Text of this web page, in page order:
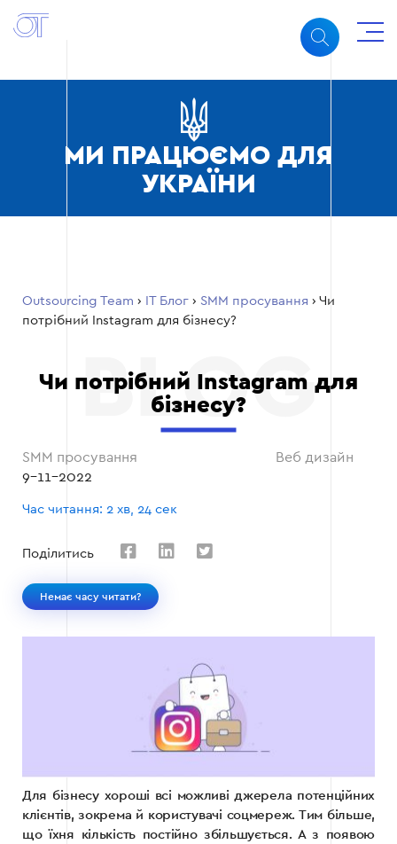
МИ ПРАЦЮЄМО ДЛЯ
УКРАЇНИ
Outsourcing Team › ІТ Блог › SMM просування › Чи
потрібний Instagram для бізнесу?
Чи потрібний Instagram для
бізнесу?
SMM просування
Веб дизайн
9-11-2022
Час читання: 2 хв, 24 сек
Поділитись
Немає часу читати?
Для бізнесу хороші всі можливі джерела потенційних
клієнтів, зокрема й користувачі соцмереж. Тим більше,
що їхня кількість постійно збільшується. А з появою